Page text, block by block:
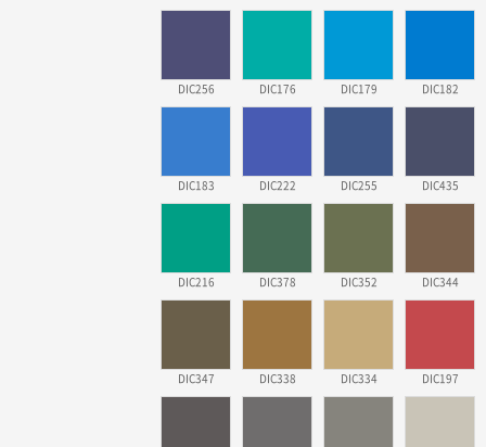
DIC256 DIC176 DIC179 DIC182
DIC183 DIC222 DIC255 DIC435
DIC216 DIC378 DIC352 DIC344
DIC347 DIC338 DIC334 DIC197